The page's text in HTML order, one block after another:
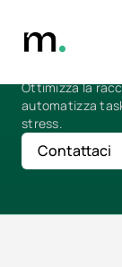
Ottimizza la
automatizza
stress.
Contattaci